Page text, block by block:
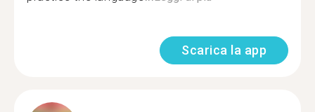
Scarica la app